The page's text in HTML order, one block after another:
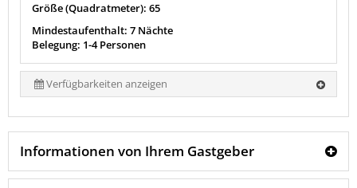
Größe (Quadratmeter): 65
Mindestaufenthalt: 7 Nächte
Belegung: 1-4 Personen
Verfügbarkeiten anzeigen
Informationen von Ihrem Gastgeber